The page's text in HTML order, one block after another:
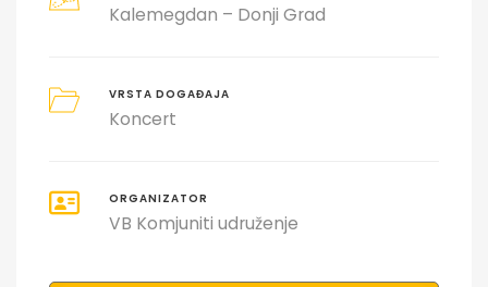
Kalemegdan – Donji Grad
VRSTA DOGAĐAJA
Koncert
ORGANIZATOR
VB Komjuniti udruženje